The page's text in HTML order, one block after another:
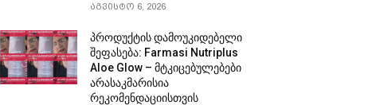
აგვისტო 6, 2026
პროდუქტის დამოუკიდებელი
შეფასება: Farmasi Nutriplus
Aloe Glow – მტკიცებულებები
არასაკმარისია
რეკომენდაციისთვის